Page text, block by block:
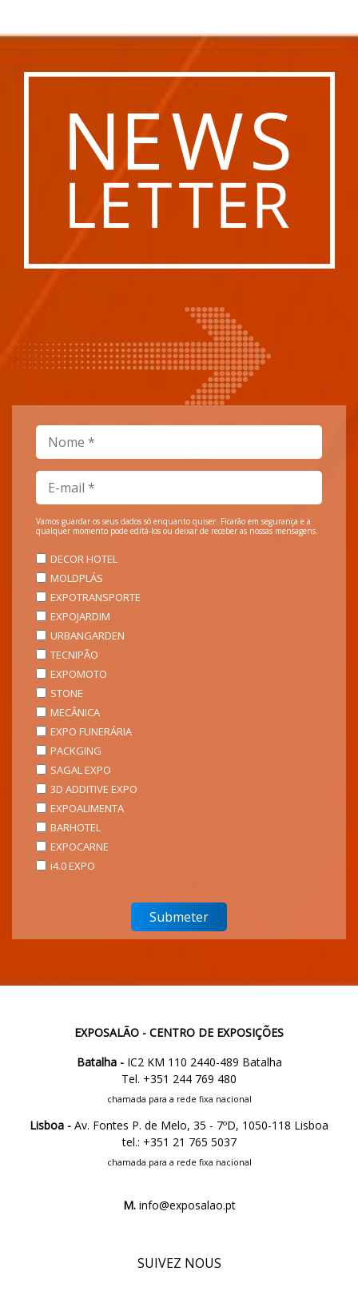
Vamos guardar os seus dados só enquanto quiser. Ficarão em segurança e a
qualquer momento pode editá-los ou deixar de receber as nossas mensagens.
DECOR HOTEL
MOLDPLÁS
EXPOTRANSPORTE
EXPOJARDIM
URBANGARDEN
TECNIPÃO
EXPOMOTO
STONE
MECÂNICA
EXPO FUNERÁRIA
PACKGING
SAGAL EXPO
3D ADDITIVE EXPO
EXPOALIMENTA
BARHOTEL
EXPOCARNE
i4.0 EXPO
EXPOSALÃO - CENTRO DE EXPOSIÇÕES
Batalha -IC2 KM 110 2440-489 Batalha
Tel. +351 244 769 480
chamada para a rede fixa nacional
Lisboa - Av. Fontes P. de Melo, 35 - 7ºD, 1050-118 Lisboa
tel.: +351 21 765 5037
chamada para a rede fixa nacional
M.info@exposalao.pt
SUIVEZ NOUS